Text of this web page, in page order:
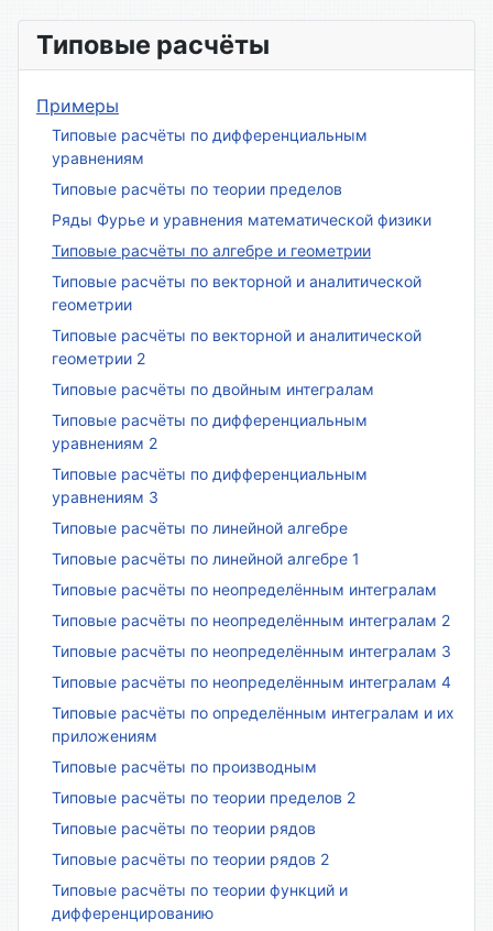
Типовые расчёты
Примеры
Типовые расчёты по дифференциальным
уравнениям
Типовые расчёты по теории пределов
Ряды Фурье и уравнения математической физики
Типовые расчёты по алгебре и геометрии
Типовые расчёты по векторной и аналитической
геометрии
Типовые расчёты по векторной и аналитической
геометрии 2
Типовые расчёты по двойным интегралам
Типовые расчёты по дифференциальным
уравнениям 2
Типовые расчёты по дифференциальным
уравнениям 3
Типовые расчёты по линейной алгебре
Типовые расчёты по линейной алгебре 1
Типовые расчёты по неопределённым интегралам
Типовые расчёты по неопределённым интегралам 2
Типовые расчёты по неопределённым интегралам 3
Типовые расчёты по неопределённым интегралам 4
Типовые расчёты по определённым интегралам и их
приложениям
Типовые расчёты по производным
Типовые расчёты по теории пределов 2
Типовые расчёты по теории рядов
Типовые расчёты по теории рядов 2
Типовые расчёты по теории функций и
дифференцированию